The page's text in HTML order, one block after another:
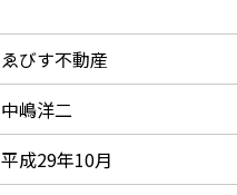
ゑびす不動産
中嶋洋二
平成29年10月